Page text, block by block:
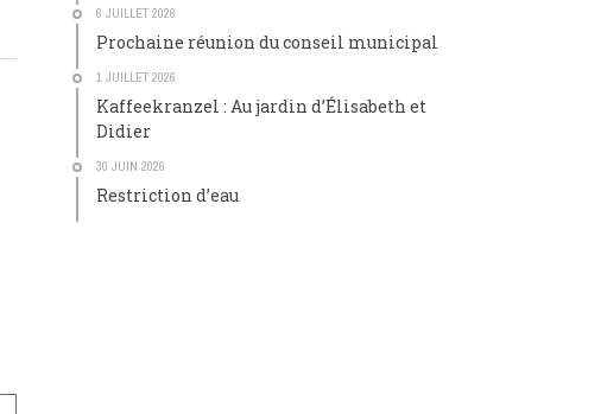
6 JUILLET 2026
Prochaine réunion du conseil municipal
1 JUILLET 2026
Kaffeekranzel : Au jardin d’Élisabeth et
Didier
30 JUIN 2026
Restriction d’eau